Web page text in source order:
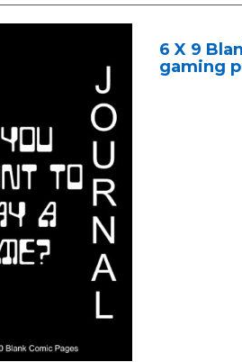
6 X 9
gaming